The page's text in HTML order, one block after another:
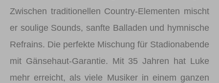
Zwischen traditionellen Country-Elementen mischt
er soulige Sounds, sanfte Balladen und hymnische
Refrains. Die perfekte Mischung für Stadionabende
mit Gänsehaut-Garantie. Mit 35 Jahren hat Luke
mehr erreicht, als viele Musiker in einem ganzen